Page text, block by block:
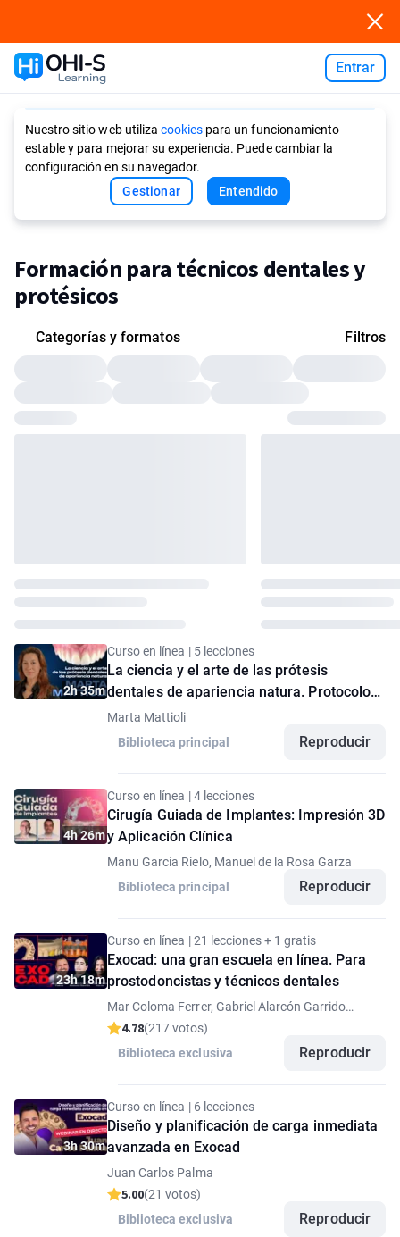
Entrar
Nuestro sitio web utiliza cookies para un funcionamiento
estable y para mejorar su experiencia. Puede cambiar la
configuración en su navegador.
Gestionar
Entendido
Formación para técnicos dentales y
protésicos
Categorías y formatos Filtros
2h 35m
Curso en línea | 5 lecciones
La ciencia y el arte de las prótesis
dentales de apariencia natura. Protocolos
analógicos de la A a la Z
Marta Mattioli
Biblioteca principal
Reproducir
4h 26m
Curso en línea | 4 lecciones
Cirugía Guiada de Implantes: Impresión 3D
y Aplicación Clínica
Manu García Rielo, Manuel de la Rosa Garza
Biblioteca principal
Reproducir
23h 18m
Curso en línea | 21 lecciones + 1 gratis
Exocad: una gran escuela en línea. Para
prostodoncistas y técnicos dentales
Mar Coloma Ferrer, Gabriel Alarcón Garrido
Andres, Juan Carlos Palma
4.78(217 votos)
Biblioteca exclusiva
Reproducir
3h 30m
Curso en línea | 6 lecciones
Diseño y planificación de carga inmediata
avanzada en Exocad
Juan Carlos Palma
5.00(21 votos)
Biblioteca exclusiva
Reproducir